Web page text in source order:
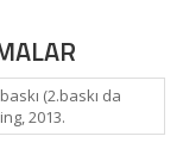
(2.baskı da
2013.